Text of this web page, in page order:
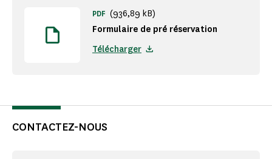
Formulaire de pré réservation
PDF (936,89 kB)
Télécharger
CONTACTEZ-NOUS